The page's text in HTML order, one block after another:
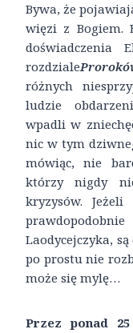
Bywa, że
więzi z Bogiem.
doświadczenia
rozdziale
różnych
ludzie
wpadli w
nic w tym
mówiąc, nie
którzy nigdy
kryzysów.
Laodycejczyka,
po prostu nie
może się mylę…
Przez ponad